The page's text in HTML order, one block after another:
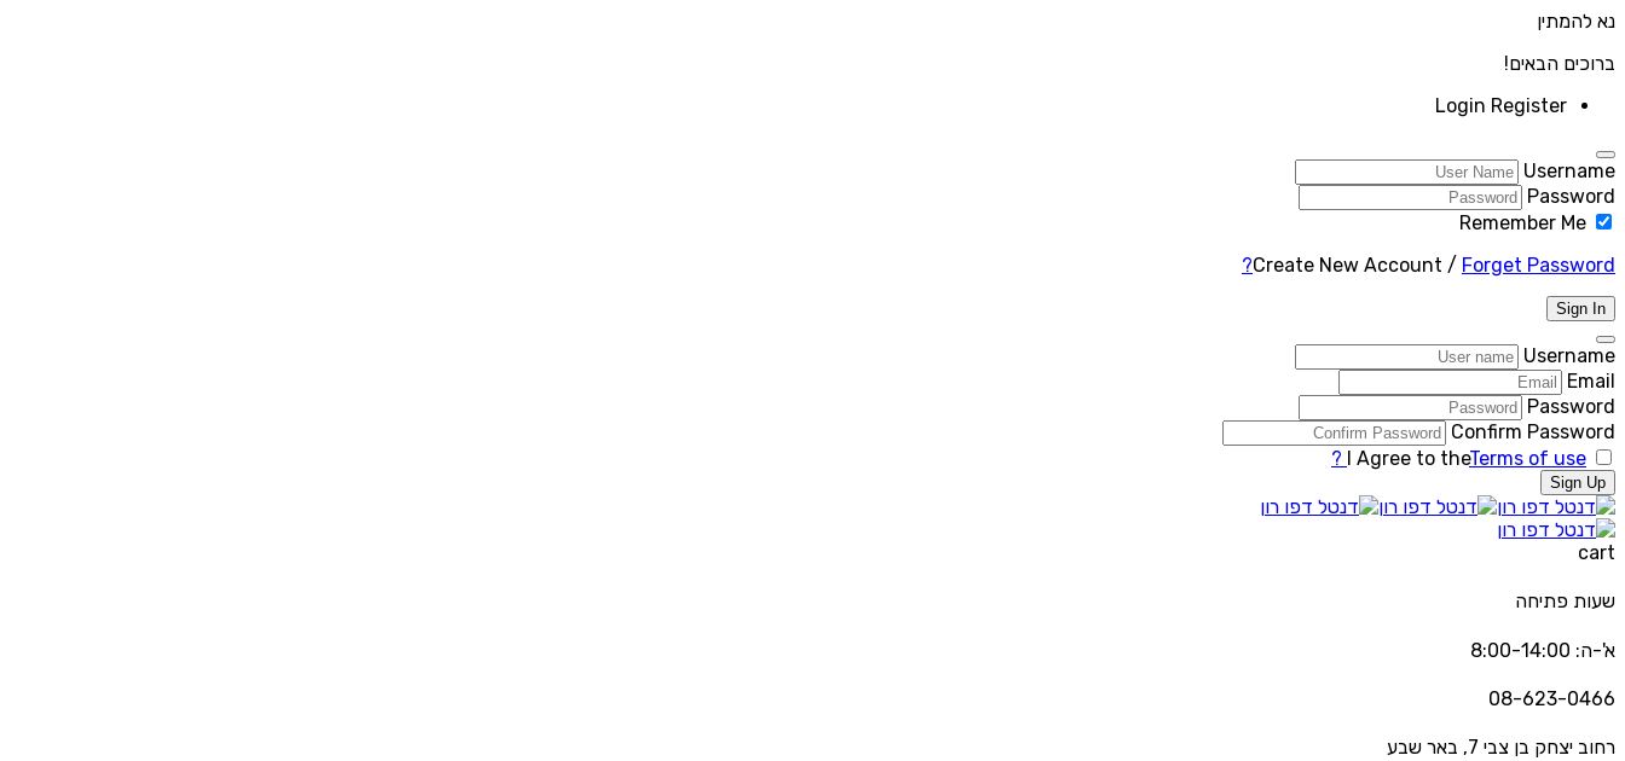
נא להמתין
ברוכים הבאים!
Login Register
Username
Password
Remember Me
Create New Account / Forget Password?
Sign In
Username
Email
Password
Confirm Password
I Agree to theTerms of use ?
Sign Up
cart
שעות פתיחה
א'-ה: 8:00-14:00
08-623-0466
רחוב יצחק בן צבי 7, באר שבע